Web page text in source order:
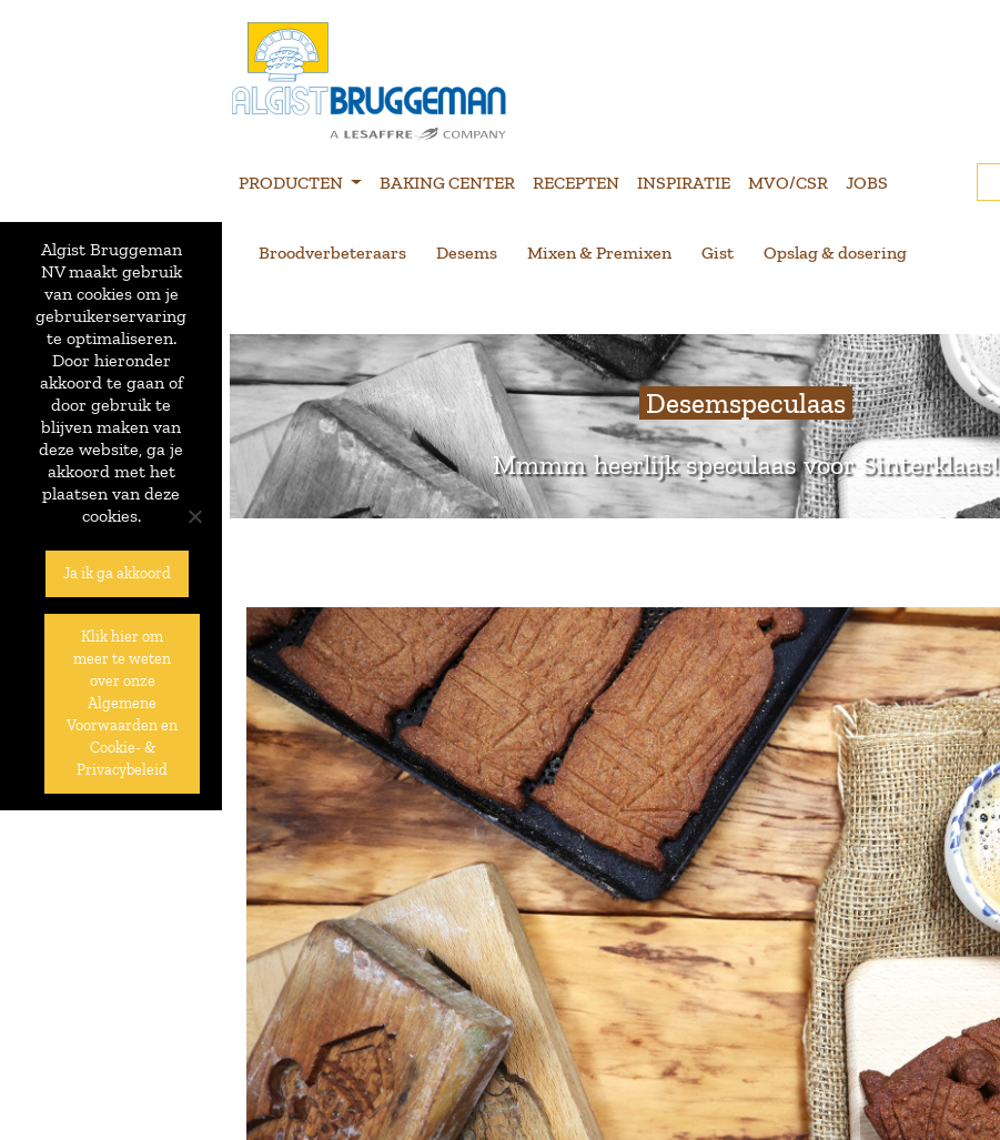
PRODUCTEN BAKING CENTER RECEPTEN INSPIRATIE MVO/CSR JOBS
Broodverbeteraars Desems Mixen & Premixen Gist Opslag & dosering
Desemspeculaas
Mmmm heerlijk speculaas voor Sinterklaas!
Algist Bruggeman
NV maakt gebruik
van cookies om je
gebruikerservaring
te optimaliseren.
Door hieronder
akkoord te gaan of
door gebruik te
blijven maken van
deze website, ga je
akkoord met het
plaatsen van deze
cookies.
Ja ik ga akkoord
Klik hier om
meer te weten
over onze
Algemene
Voorwaarden en
Cookie- &
Privacybeleid